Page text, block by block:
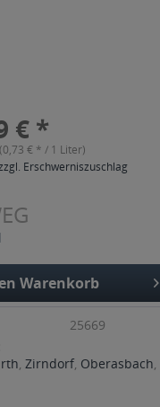
€ *
€ * / 1 Liter)
Erschwerniszuschlag
Warenkorb
25669
,Zirndorf, Oberasbach,